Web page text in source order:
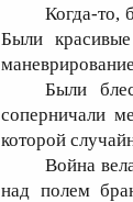
Когда-то,
Были красивые
Были
соперничали
которой
Война
над полем